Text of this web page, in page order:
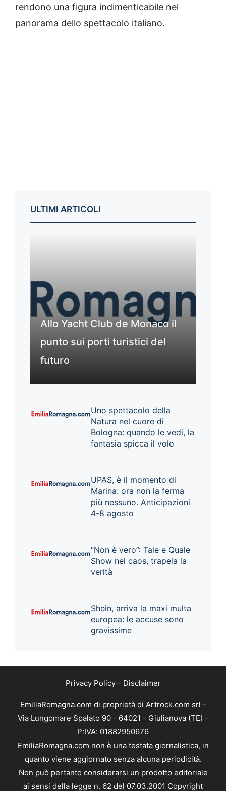
rendono una figura indimenticabile nel
panorama dello spettacolo italiano.
ULTIMI ARTICOLI
Allo Yacht Club de Monaco il
punto sui porti turistici del
futuro
Uno spettacolo della
Natura nel cuore di
Bologna: quando le vedi, la
fantasia spicca il volo
UPAS, è il momento di
Marina: ora non la ferma
più nessuno. Anticipazioni
4-8 agosto
“Non è vero”: Tale e Quale
Show nel caos, trapela la
verità
Shein, arriva la maxi multa
europea: le accuse sono
gravissime
Privacy Policy- Disclaimer
EmiliaRomagna.com di proprietà di Artrock.com srl -
Via Lungomare Spalato 90 - 64021 - Giulianova (TE) -
P:IVA: 01882950676
EmiliaRomagna.com non è una testata giornalistica, in
quanto viene aggiornato senza alcuna periodicità.
Non può pertanto considerarsi un prodotto editoriale
ai sensi della legge n. 62 del 07.03.2001 Copyright